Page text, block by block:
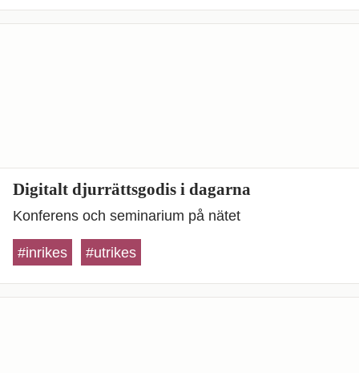
Digitalt djurrättsgodis i dagarna
Konferens och seminarium på nätet
#inrikes #utrikes